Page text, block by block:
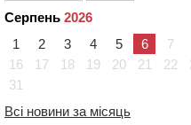
Серпень 2026
1
2 3 4 5 6 7
16
17 18 19 20 21 22
31
Всі новини за місяць